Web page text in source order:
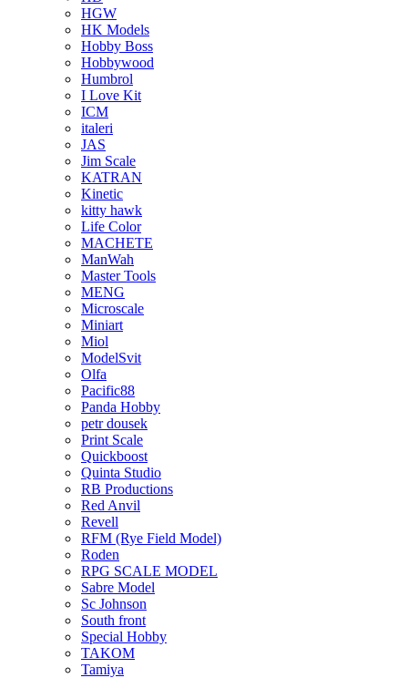
HGW
HK Models
Hobby Boss
Hobbywood
Humbrol
I Love Kit
ICM
italeri
JAS
Jim Scale
KATRAN
Kinetic
kitty hawk
Life Color
MACHETE
ManWah
Master Tools
MENG
Microscale
Miniart
Miol
ModelSvit
Olfa
Pacific88
Panda Hobby
petr dousek
Print Scale
Quickboost
Quinta Studio
RB Productions
Red Anvil
Revell
RFM (Rye Field Model)
Roden
RPG SCALE MODEL
Sabre Model
Sc Johnson
South front
Special Hobby
TAKOM
Tamiya